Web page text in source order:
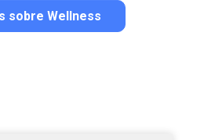
sobre Wellness